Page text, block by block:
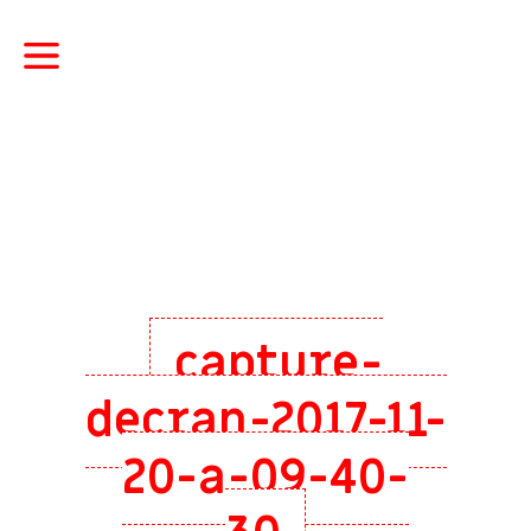
capture-
decran-2017-11-
20-a-09-40-